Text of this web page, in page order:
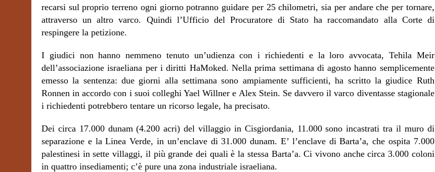
recarsi sul proprio terreno ogni giorno potranno guidare per 25 chilometri, sia per andare che per tornare,
attraverso un altro varco. Quindi l’Ufficio del Procuratore di Stato ha raccomandato alla Corte di
respingere la petizione.
I giudici non hanno nemmeno tenuto un’udienza con i richiedenti e la loro avvocata, Tehila Meir
dell’associazione israeliana per i diritti HaMoked. Nella prima settimana di agosto hanno semplicemente
emesso la sentenza: due giorni alla settimana sono ampiamente sufficienti, ha scritto la giudice Ruth
Ronnen in accordo con i suoi colleghi Yael Willner e Alex Stein. Se davvero il varco diventasse stagionale
i richiedenti potrebbero tentare un ricorso legale, ha precisato.
Dei circa 17.000 dunam (4.200 acri) del villaggio in Cisgiordania, 11.000 sono incastrati tra il muro di
separazione e la Linea Verde, in un’enclave di 31.000 dunam. E’ l’enclave di Barta’a, che ospita 7.000
palestinesi in sette villaggi, il più grande dei quali è la stessa Barta’a. Ci vivono anche circa 3.000 coloni
in quattro insediamenti; c’è pure una zona industriale israeliana.